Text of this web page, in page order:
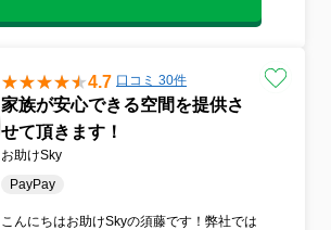
4.7 口コミ 30件
家族が安心できる空間を提供さ
せて頂きます！
お助けSky
PayPay
こんにちはお助けSkyの須藤です！弊社では